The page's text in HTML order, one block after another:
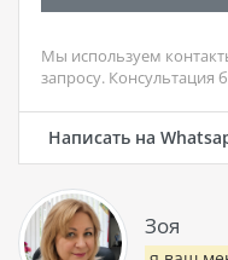
Мы используем
запросу. Консультация
Написать на
Зоя